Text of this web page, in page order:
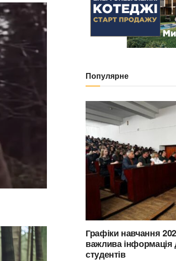
Популярне
Графіки навчання
важлива інформація
студентів